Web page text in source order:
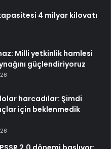
4 milyar kilovatı
Milli yetkinlik hamlesi
güçlendiriyoruz
harcadılar: Şimdi
için beklenmedik